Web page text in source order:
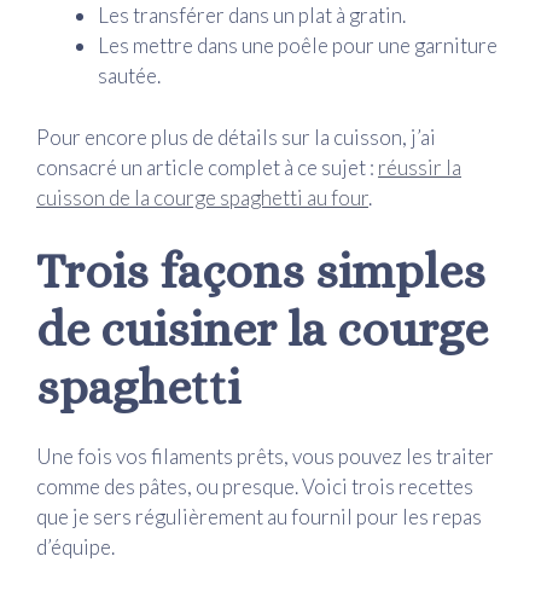
Les transférer dans un plat à gratin.
Les mettre dans une poêle pour une garniture
sautée.
Pour encore plus de détails sur la cuisson, j’ai
consacré un article complet à ce sujet : réussir la
cuisson de la courge spaghetti au four.
Trois façons simples
de cuisiner la courge
spaghetti
Une fois vos filaments prêts, vous pouvez les traiter
comme des pâtes, ou presque. Voici trois recettes
que je sers régulièrement au fournil pour les repas
d’équipe.